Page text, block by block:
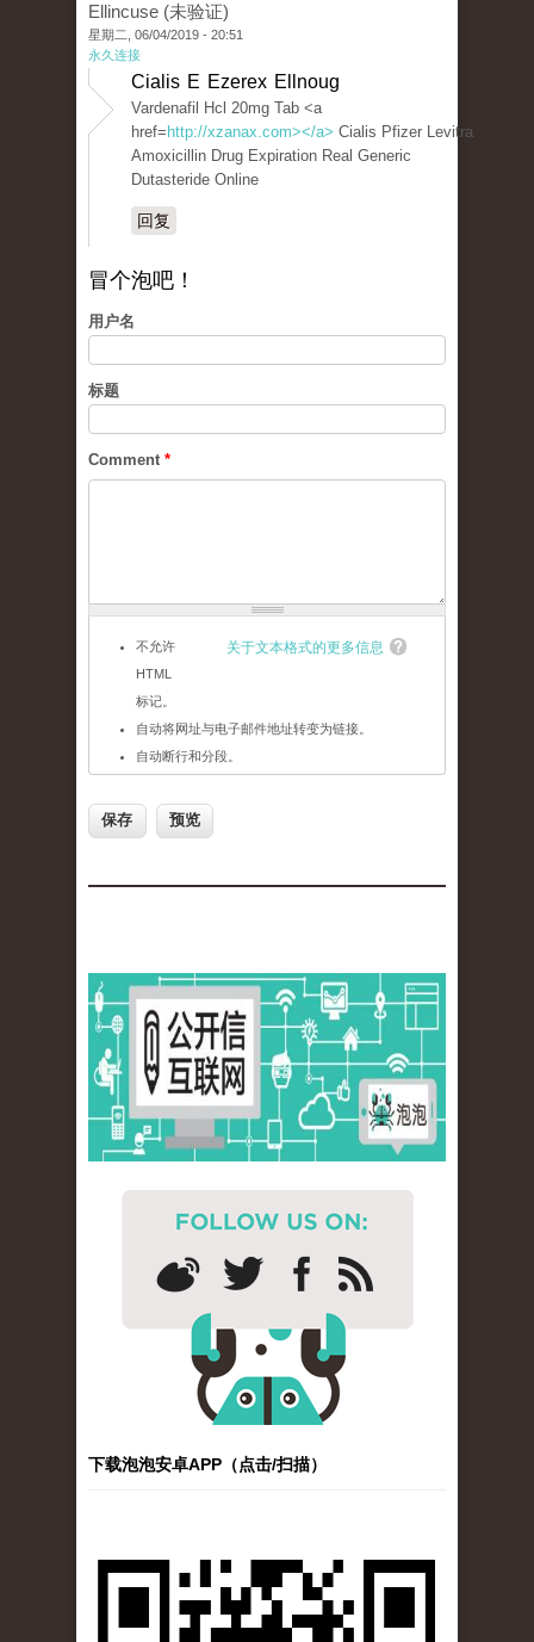
Ellincuse (未验证)
星期二, 06/04/2019 - 20:51
永久连接
Cialis E Ezerex Ellnoug
Vardenafil Hcl 20mg Tab <a
href= http://xzanax.com></a> Cialis Pfizer Levitra
Amoxicillin Drug Expiration Real Generic
Dutasteride Online
回复
冒个泡吧！
用户名
标题
Comment *
关于文本格式的更多信息
不允许
HTML
标记。
自动将网址与电子邮件地址转变为链接。
自动断行和分段。
下载泡泡安卓APP（点击/扫描）